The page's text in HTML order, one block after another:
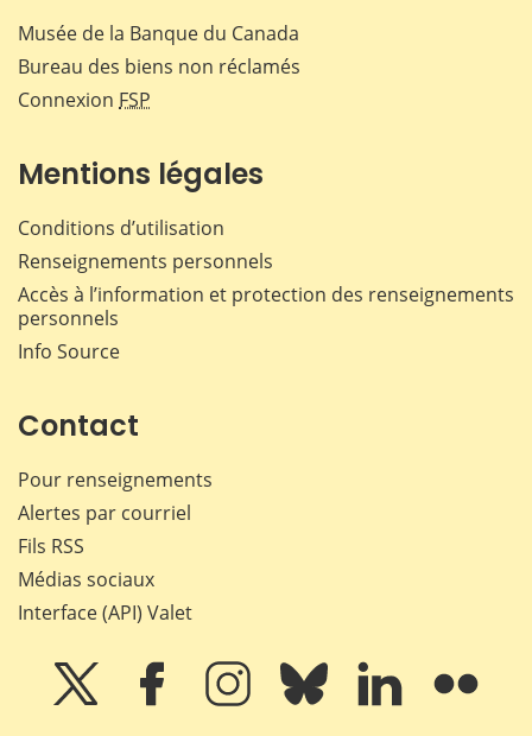
Musée de la Banque du Canada
Bureau des biens non réclamés
Connexion FSP
Mentions légales
Conditions d’utilisation
Renseignements personnels
Accès à l’information et protection des renseignements
personnels
Info Source
Contact
Pour renseignements
Alertes par courriel
Fils RSS
Médias sociaux
Interface (API) Valet